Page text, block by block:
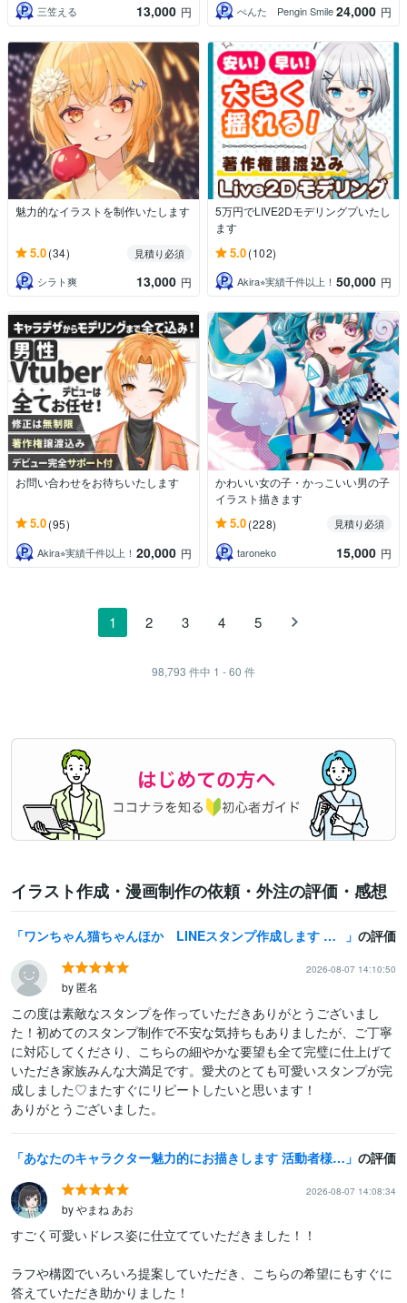
三笠える
13,000 円 ぺんた Pengin Smile24,000 円
魅力的なイラストを制作いたします
5.0(34)
見積り必須
シラト爽
13,000 円
5万円でLIVE2Dモデリングプいたし
ます
5.0(102)
Akira⭐︎実績千件以上！ 50,000 円
お問い合わせをお待ちいたします
5.0(95)
Akira⭐︎実績千件以上！ 20,000 円
かわいい女の子・かっこいい男の子
イラスト描きます
5.0(228)
見積り必須
taroneko
15,000 円
1 2 3 4 5
98,793 件中 1 - 60 件
イラスト作成・漫画制作の依頼・外注の評価・感想
ワンちゃん猫ちゃんほか LINEスタンプ作成します 写真からオーダーメイド 世界に一つのリアルLINEスタンプ の評価
2026-08-07 14:10:50
by 匿名
この度は素敵なスタンプを作っていただきありがとうございまし
た！初めてのスタンプ制作で不安な気持ちもありましたが、ご丁寧
に対応してくださり、こちらの細やかな要望も全て完璧に仕上げて
いただき家族みんな大満足です。愛犬のとても可愛いスタンプが完
成しました♡またすぐにリピートしたいと思います！
あなたのキャラクター魅力的にお描きします 活動者様向け！１からのキャラデザもお受けします！ の評価
2026-08-07 14:08:34
by やまね あお
すごく可愛いドレス姿に仕立てていただきました！！
ラフや構図でいろいろ提案していただき、こちらの希望にもすぐに
答えていただき助かりました！